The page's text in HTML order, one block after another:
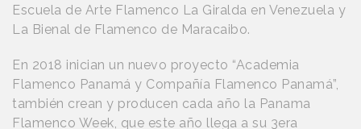
Escuela de Arte Flamenco La Giralda en Venezuela y
La Bienal de Flamenco de Maracaibo.
En 2018 inician un nuevo proyecto “Academia
Flamenco Panamá y Compañía Flamenco Panamá”,
también crean y producen cada año la Panama
Flamenco Week, que este año llega a su 3era